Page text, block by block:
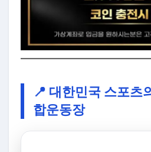
📍 대한민국 스포츠
합운동장